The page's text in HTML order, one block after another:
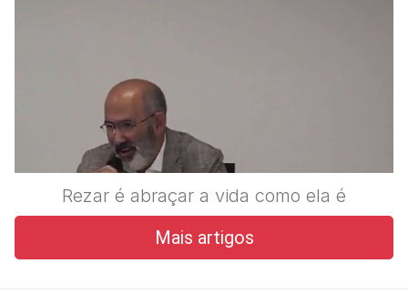
Rezar é abraçar a vida como ela é
Mais artigos